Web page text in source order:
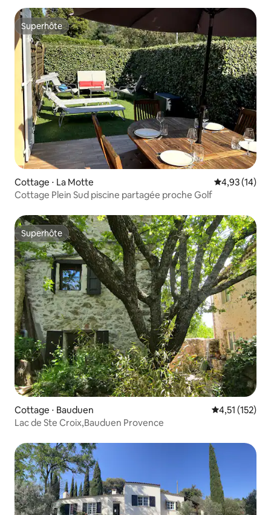
Superhôte
Superhôte
Cottage ⋅ La Motte Évaluation
4,93 (14)
Cottage Plein Sud piscine partagée proche Golf
Superhôte
Superhôte
Cottage ⋅ Bauduen Évaluation
4,51 (152)
Lac de Ste Croix,Bauduen Provence